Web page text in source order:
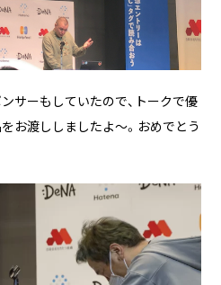
サーもしていたので、トークで優
お渡ししましたよ〜。おめでとう